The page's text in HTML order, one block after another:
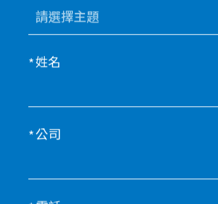
姓名
公司